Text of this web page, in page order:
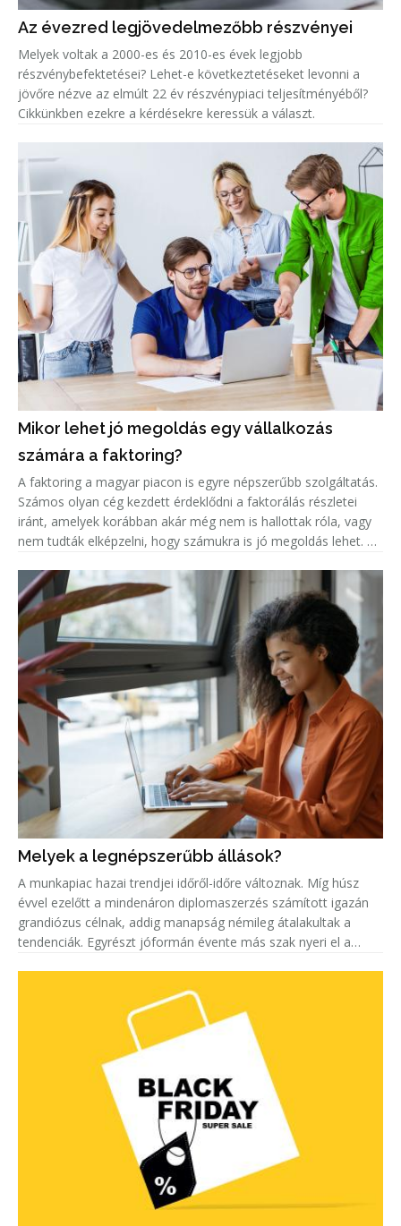
Az évezred legjövedelmezőbb részvényei
Melyek voltak a 2000-es és 2010-es évek legjobb
részvénybefektetései? Lehet-e következtetéseket levonni a
jövőre nézve az elmúlt 22 év részvénypiaci teljesítményéből?
Cikkünkben ezekre a kérdésekre keressük a választ.
Mikor lehet jó megoldás egy vállalkozás
számára a faktoring?
A faktoring a magyar piacon is egyre népszerűbb szolgáltatás.
Számos olyan cég kezdett érdeklődni a faktorálás részletei
iránt, amelyek korábban akár még nem is hallottak róla, vagy
nem tudták elképzelni, hogy számukra is jó megoldás lehet. A
Melyek a legnépszerűbb állások?
A munkapiac hazai trendjei időről-időre változnak. Míg húsz
évvel ezelőtt a mindenáron diplomaszerzés számított igazán
grandiózus célnak, addig manapság némileg átalakultak a
tendenciák. Egyrészt jóformán évente más szak nyeri el a